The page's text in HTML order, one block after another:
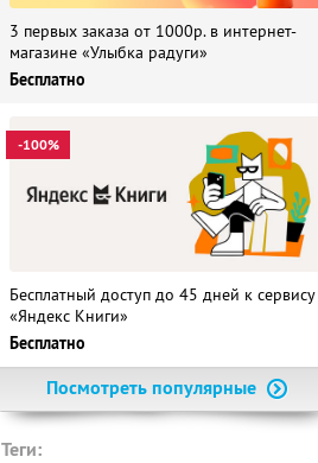
3 первых заказа от 1000р. в интернет-
магазине «Улыбка радуги»
Бесплатно
-100%
Бесплатный доступ до 45 дней к сервису
«Яндекс Книги»
Бесплатно
Посмотреть популярные
Теги: